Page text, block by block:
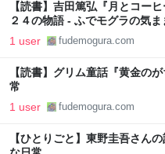
【読書】吉田篤弘『月とコー
２４の物語 - ふでモグラの気ま
1 user fudemogura.com
【読書】グリム童話『黄金の
常
1 user fudemogura.com
【ひとりごと】東野圭吾さん